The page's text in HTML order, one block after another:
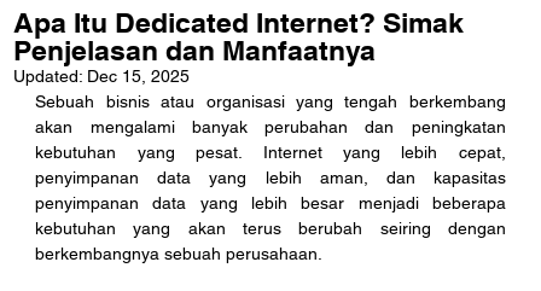
Apa Itu Dedicated Internet? Simak
Penjelasan dan Manfaatnya
Updated: Dec 15, 2025
Sebuah bisnis atau organisasi yang tengah berkembang
akan mengalami banyak perubahan dan peningkatan
kebutuhan yang pesat. Internet yang lebih cepat,
penyimpanan data yang lebih aman, dan kapasitas
penyimpanan data yang lebih besar menjadi beberapa
kebutuhan yang akan terus berubah seiring dengan
berkembangnya sebuah perusahaan.